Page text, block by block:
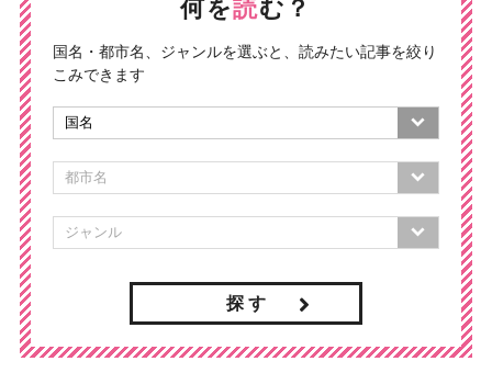
何を読む？
国名・都市名、ジャンルを選ぶと、読みたい記事を絞り
こみできます
探 す